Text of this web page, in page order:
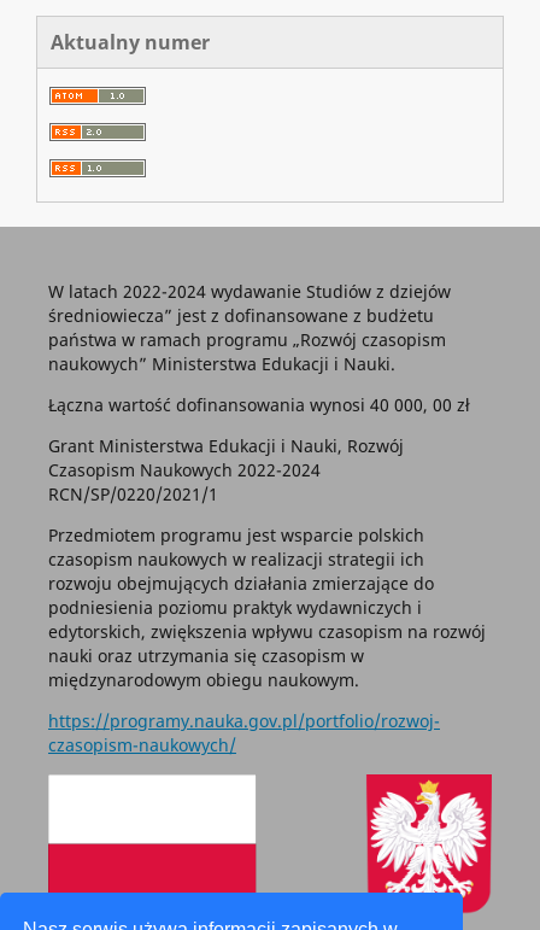
Aktualny numer
W latach 2022-2024 wydawanie Studiów z dziejów
średniowiecza” jest z dofinansowane z budżetu
państwa w ramach programu „Rozwój czasopism
naukowych” Ministerstwa Edukacji i Nauki.
Łączna wartość dofinansowania wynosi 40 000, 00 zł
Grant Ministerstwa Edukacji i Nauki, Rozwój
Czasopism Naukowych 2022-2024
RCN/SP/0220/2021/1
Przedmiotem programu jest wsparcie polskich
czasopism naukowych w realizacji strategii ich
rozwoju obejmujących działania zmierzające do
podniesienia poziomu praktyk wydawniczych i
edytorskich, zwiększenia wpływu czasopism na rozwój
nauki oraz utrzymania się czasopism w
międzynarodowym obiegu naukowym.
https://programy.nauka.gov.pl/portfolio/rozwoj-
czasopism-naukowych/